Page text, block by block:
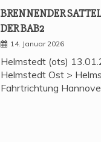
BREN­NEN­DER
DER BAB2
14. Januar 2026
Helmstedt (ots)
Helmstedt Ost >
Fahrtrichtung